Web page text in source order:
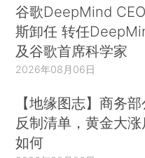
谷歌DeepMind
斯卸任 转任
及谷歌首席科学家
2026年08月06日
【地缘图志】商务
反制清单，黄金大
如何